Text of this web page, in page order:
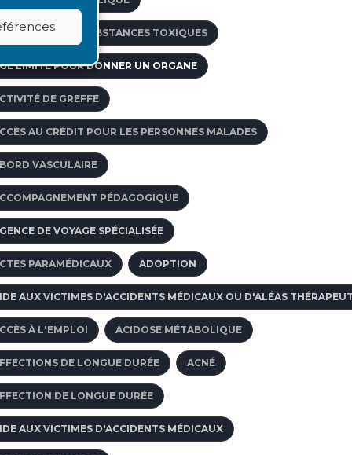
DE SUBSTANCES TOXIQUES
LIMITE POUR DONNER UN ORGANE
DE GREFFE
AU CRÉDIT POUR LES PERSONNES MALADES
VASCULAIRE
PÉDAGOGIQUE
DE VOYAGE SPÉCIALISÉE
PARAMÉDICAUX ADOPTION
AUX VICTIMES D'ACCIDENTS MÉDICAUX OU D'ALÉAS
À L'EMPLOI ACIDOSE MÉTABOLIQUE
DE LONGUE DURÉE ACNÉ
DE LONGUE DURÉE
AUX VICTIMES D'ACCIDENTS MÉDICAUX